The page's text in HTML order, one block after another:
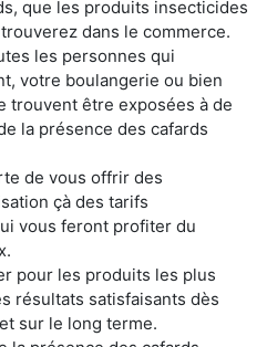
que les produits insecticides
dans le commerce.
les personnes qui
votre boulangerie ou bien
trouvent être exposées à de
la présence des cafards
de vous offrir des
çà des tarifs
vous feront profiter du
pour les produits les plus
résultats satisfaisants dès
sur le long terme.